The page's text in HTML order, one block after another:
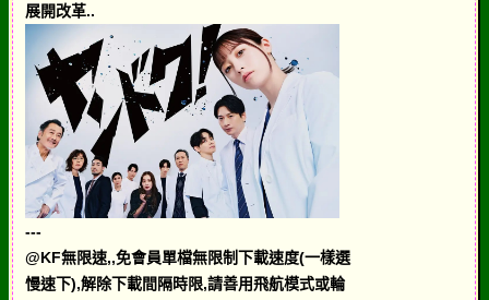
展開改革..
---
@KF無限速,,免會員單檔無限制下載速度(一樣選
慢速下),解除下載間隔時限,請善用飛航模式或輪